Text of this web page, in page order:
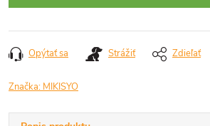
Opýtať sa Strážiť Zdieľať
Značka: MIKISYO